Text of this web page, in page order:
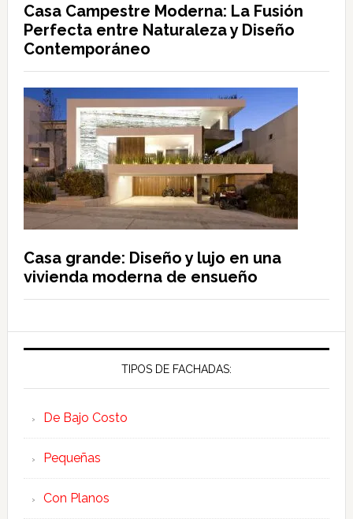
Casa Campestre Moderna: La Fusión
Perfecta entre Naturaleza y Diseño
Contemporáneo
Casa grande: Diseño y lujo en una
vivienda moderna de ensueño
TIPOS DE FACHADAS:
De Bajo Costo
Pequeñas
Con Planos